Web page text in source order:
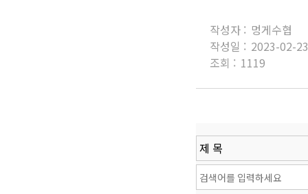
작성자 : 멍게수협
작성일 : 2023-02-23
조회 : 1119